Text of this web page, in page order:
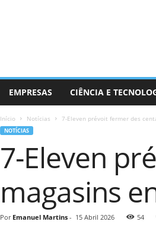
EMPRESAS CIÊNCIA E
Início Notícias 7-Eleven prévoit fermer des
NOTÍCIAS
7-Eleven
magasins
Por Emanuel Martins- 15 Abril 2026 54